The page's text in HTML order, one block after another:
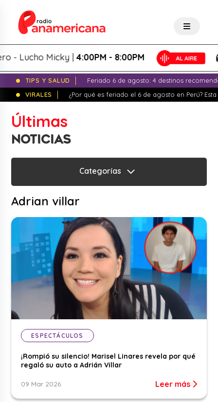
- Lucho Micky | 4:00PM - 8:00PM
TIPS Y SALUD
Feriado 6 de agosto: 4 destinos
VIRALES
¿Por qué es feriado el 6 de agosto en Perú?
Últimas
NOTICIAS
Categorías
Adrian villar
ESPECTÁCULOS
¡Rompió su silencio! Marisel Linares revela por qué
regaló su auto a Adrián Villar
09 Mar 2026 Leer más